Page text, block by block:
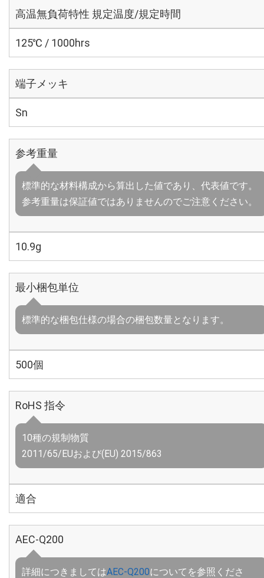
高温無負荷特性 規定温度/規定時間
125℃ / 1000hrs
端子メッキ
Sn
参考重量
標準的な材料構成から算出した値であり、代表値です。
参考重量は保証値ではありませんのでご注意ください。
10.9g
最小梱包単位
標準的な梱包仕様の場合の梱包数量となります。
500個
RoHS 指令
10種の規制物質
2011/65/EUおよび(EU) 2015/863
適合
AEC-Q200
詳細につきましてはAEC-Q200についてを参照くださ